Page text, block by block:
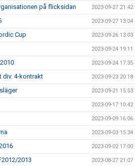
på flicksidan 2023-09-27 21:42
2023-09-27 13:04
Cup 2023-09-26 13:03
2023-09-24 19:11
2023-09-24 17:35
div. 4-kontrakt 2023-09-23 20:18
2023-09-21 15:53
2023-09-17 10:42
2023-09-09 16:06
2023-09-03 15:34
2023-09-02 17:00
2013 2023-08-27 21:07